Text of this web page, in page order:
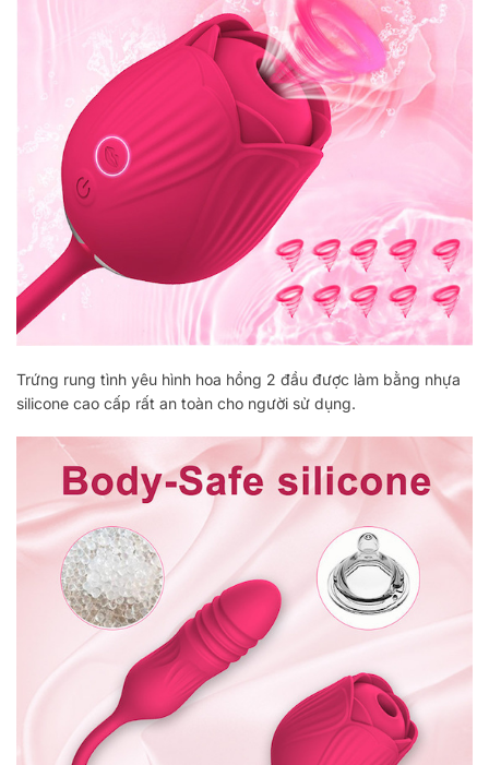
Trứng rung tình yêu hình hoa hồng 2 đầu được làm bằng nhựa
silicone cao cấp rất an toàn cho người sử dụng.